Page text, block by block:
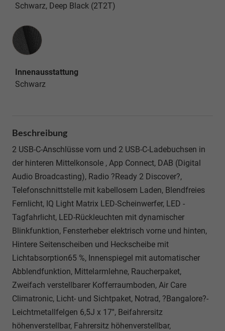
Schwarz, Deep Black (2T2T)
Innenausstattung
Innenausstattung
Schwarz
Beschreibung
2 USB-C-Anschlüsse vorn und 2 USB-C-Ladebuchsen in
der hinteren Mittelkonsole , App Connect, DAB (Digital
Audio Broadcasting), Radio ?Ready 2 Discover?,
Telefonschnittstelle mit kabellosem Laden, Blendfreies
Fernlicht, IQ Light Matrix LED-Scheinwerfer, LED -
Tagfahrlicht, LED-Rückleuchten mit dynamischer
Blinkfunktion, Fensterheber elektrisch vorne und hinten,
Hintere Seitenscheiben und Heckscheibe mit
Lichtabsorption65 %, Innenspiegel mit automatischer
Abblendfunktion, Mittelarmlehne, Raucherpaket,
Zweifach verstellbarer Kofferraumboden, Air Care
Climatronic, Licht- und Sichtpaket, Notrad, ?Bangalore?-
Leichtmetallfelgen 6,5J x 17'', Beifahrersitz
höhenverstellbar, Fahrersitz höhenverstellbar,